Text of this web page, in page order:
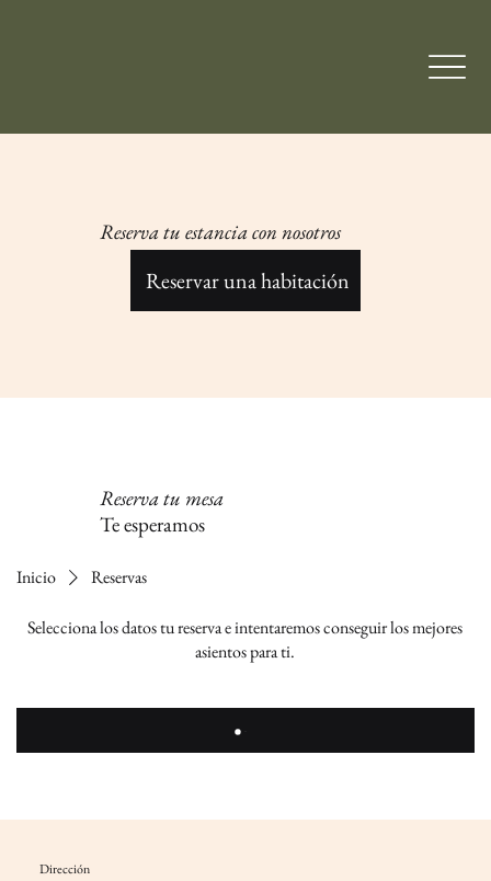
Reserva tu estancia con nosotros
Reservar una habitación
Reserva tu mesa
Te esperamos
Inicio Reservas
Selecciona los datos tu reserva e intentaremos conseguir los mejores
asientos para ti.
Dirección